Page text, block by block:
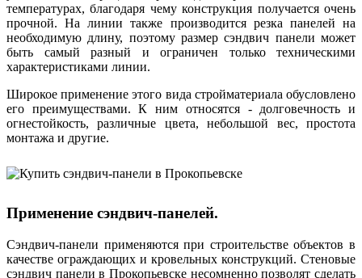
температурах, благодаря чему конструкция получается очень
прочной. На линии также производится резка панелей на
необходимую длину, поэтому размер сэндвич панели может
быть самый разный и ограничен только техническими
характеристиками линии.
Широкое применение этого вида стройматериала обусловлено
его преимуществами. К ним относятся - долговечность и
огнестойкость, различные цвета, небольшой вес, простота
монтажа и другие.
Применение сэндвич-панелей.
Сэндвич-панели применяются при строительстве объектов в
качестве ограждающих и кровельных конструкций. Стеновые
сэндвич панели в Прокопьевске несомненно позволят сделать